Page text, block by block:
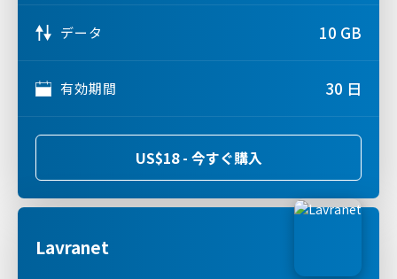
データ 10 GB
有効期間 30 日
US$18 - 今すぐ購入
Lavranet